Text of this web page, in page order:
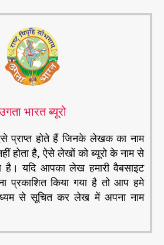
भारत ब्यूरो
प्राप्त होते हैं जिनके लेखक का नाम
होता है, ऐसे लेखों को ब्यूरो के नाम से
है। यदि आपका लेख हमारी वैबसाइट
प्रकाशित किया गया है तो आप हमे
से सूचित कर लेख में अपना नाम